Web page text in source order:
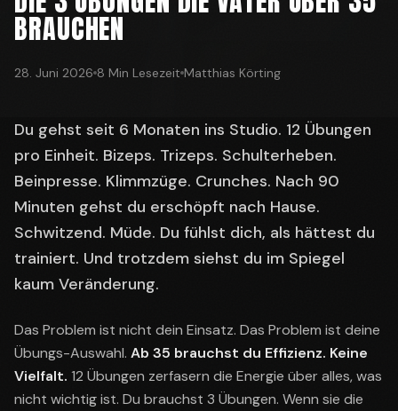
BRAUCHEN
28. Juni 2026 8 Min Lesezeit Matthias Körting
Du gehst seit 6 Monaten ins Studio. 12 Übungen
pro Einheit. Bizeps. Trizeps. Schulterheben.
Beinpresse. Klimmzüge. Crunches. Nach 90
Minuten gehst du erschöpft nach Hause.
Schwitzend. Müde. Du fühlst dich, als hättest du
trainiert. Und trotzdem siehst du im Spiegel
kaum Veränderung.
Das Problem ist nicht dein Einsatz. Das Problem ist deine
Übungs-Auswahl. Ab 35 brauchst du Effizienz. Keine
Vielfalt. 12 Übungen zerfasern die Energie über alles, was
nicht wichtig ist. Du brauchst 3 Übungen. Wenn sie die